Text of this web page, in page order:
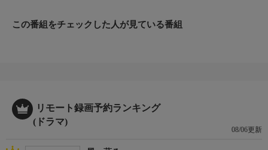
この番組をチェックした人が見ている番組
リモート録画予約ランキング
(ドラマ)
08/06更新